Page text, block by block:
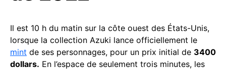
Il est 10 h du matin sur la côte ouest des États-Unis,
lorsque la collection Azuki lance officiellement le
mint de ses personnages, pour un prix initial de 3400
dollars. En l’espace de seulement trois minutes, les